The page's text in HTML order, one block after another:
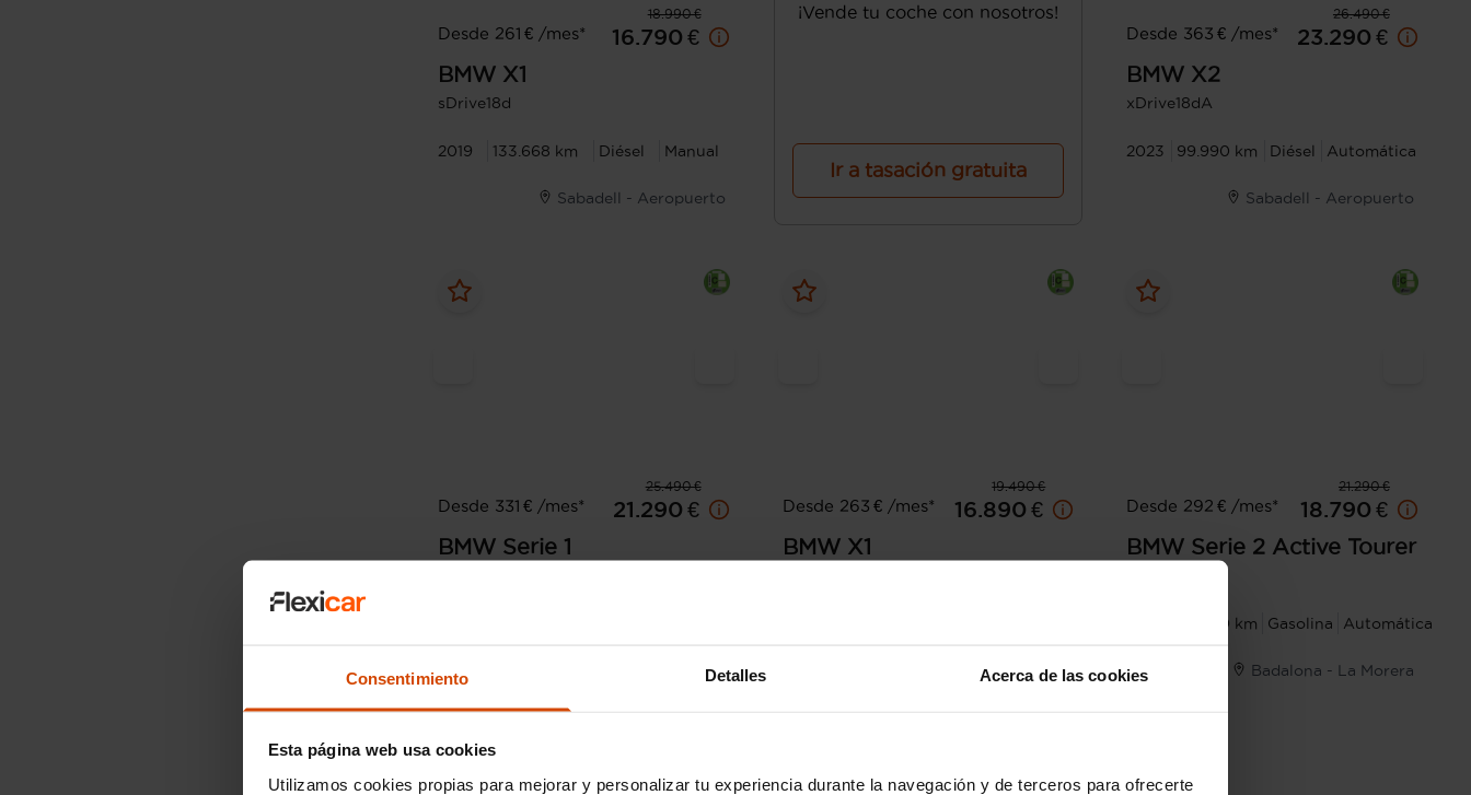
Consentimiento Detalles Acerca de las cookies
Esta página web usa cookies
Utilizamos cookies propias para mejorar y personalizar tu experiencia durante la navegación y de terceros para ofrecerte
18.990 €
Desde 261 € /mes*
16.790 €
BMW X1
sDrive18d
2019 133.668 km Diésel Manual
Sabadell - Aeropuerto
¡Vende tu coche con nosotros!
Ir a tasación gratuita
26.490 €
Desde 363 € /mes*
23.290 €
BMW X2
xDrive18dA
2023 99.990 km Diésel Automática
Sabadell - Aeropuerto
25.490 €
Desde 331 € /mes*
21.290 €
BMW Serie 1
Sabadell - Aeropuerto
19.490 €
Desde 263 € /mes*
16.890 €
BMW X1
Sabadell - Aeropuerto
21.290 €
Desde 292 € /mes*
18.790 €
BMW Serie 2 Active Tourer
90.000 km Gasolina Automática
Badalona - La Morera